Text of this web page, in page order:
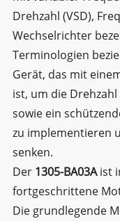
Drehzahl (VSD),
Wechselrichter
Terminologien
Gerät, das mit
ist, um die
sowie ein
zu implementieren
senken.
Der 1305-BA03Aist
fortgeschrittene
Die grundlegende